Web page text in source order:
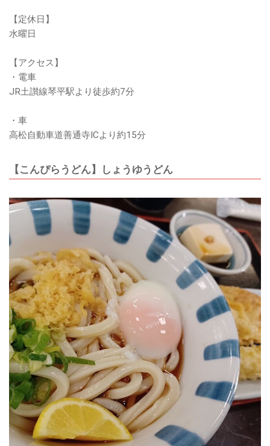
【定休日】
水曜日
【アクセス】
・電車
JR土讃線琴平駅より徒歩約7分
・車
高松自動車道善通寺ICより約15分
【こんぴらうどん】しょうゆうどん